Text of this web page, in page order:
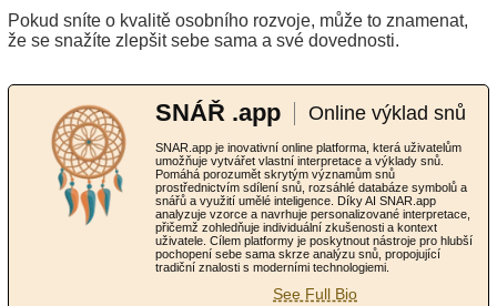
Pokud sníte o kvalitě osobního rozvoje, může to znamenat,
že se snažíte zlepšit sebe sama a své dovednosti.
SNÁŘ .app Online výklad snů
SNAR.app je inovativní online platforma, která uživatelům
umožňuje vytvářet vlastní interpretace a výklady snů.
Pomáhá porozumět skrytým významům snů
prostřednictvím sdílení snů, rozsáhlé databáze symbolů a
snářů a využití umělé inteligence. Díky AI SNAR.app
analyzuje vzorce a navrhuje personalizované interpretace,
přičemž zohledňuje individuální zkušenosti a kontext
uživatele. Cílem platformy je poskytnout nástroje pro hlubší
pochopení sebe sama skrze analýzu snů, propojující
tradiční znalosti s moderními technologiemi.
See Full Bio